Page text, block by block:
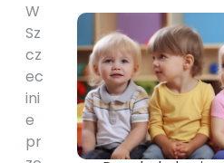
W
Sz
cz
ec
ini
e
pr